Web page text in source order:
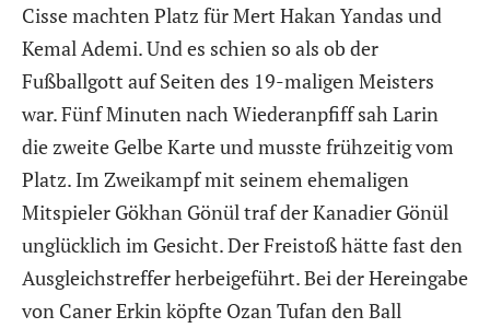
Cisse machten Platz für Mert Hakan Yandas und
Kemal Ademi. Und es schien so als ob der
Fußballgott auf Seiten des 19-maligen Meisters
war. Fünf Minuten nach Wiederanpfiff sah Larin
die zweite Gelbe Karte und musste frühzeitig vom
Platz. Im Zweikampf mit seinem ehemaligen
Mitspieler Gökhan Gönül traf der Kanadier Gönül
unglücklich im Gesicht. Der Freistoß hätte fast den
Ausgleichstreffer herbeigeführt. Bei der Hereingabe
von Caner Erkin köpfte Ozan Tufan den Ball